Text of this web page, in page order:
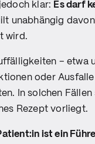
klar: Es darf
unabhängig
wird.
– etwa
oder
In solchen
Rezept vorliegt.
ist ein